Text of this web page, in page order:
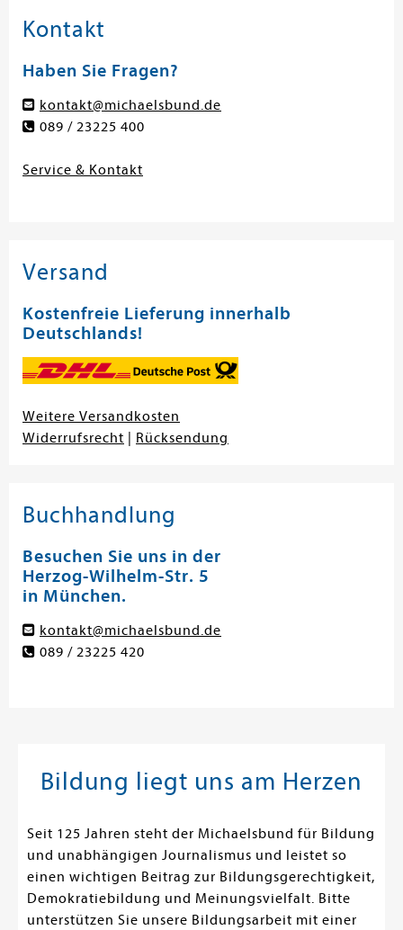
Kontakt
Haben Sie Fragen?
kontakt@michaelsbund.de
089 / 23225 400
Service & Kontakt
Versand
Kostenfreie Lieferung innerhalb
Deutschlands!
Weitere Versandkosten
Widerrufsrecht
Rücksendung
Buchhandlung
Besuchen Sie uns in der
Herzog-Wilhelm-Str. 5
in München.
kontakt@michaelsbund.de
089 / 23225 420
Bildung liegt uns am Herzen
Seit 125 Jahren steht der Michaelsbund für Bildung
und unabhängigen Journalismus und leistet so
einen wichtigen Beitrag zur Bildungsgerechtigkeit,
Demokratiebildung und Meinungsvielfalt. Bitte
unterstützen Sie unsere Bildungsarbeit mit einer